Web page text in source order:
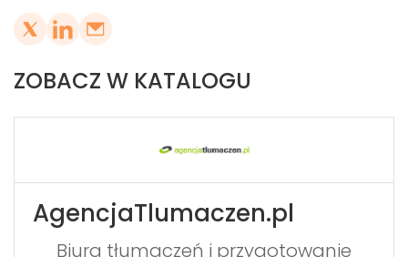
ZOBACZ W KATALOGU
AgencjaTlumaczen.pl
Biura tłumaczeń i przygotowanie